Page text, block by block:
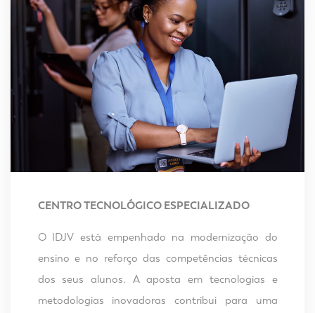
CENTRO TECNOLÓGICO ESPECIALIZADO
O IDJV está empenhado na modernização do
ensino e no reforço das competências técnicas
dos seus alunos. A aposta em tecnologias e
metodologias inovadoras contribui para uma